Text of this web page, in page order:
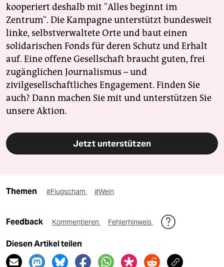
kooperiert deshalb mit "Alles beginnt im
Zentrum". Die Kampagne unterstützt bundesweit
linke, selbstverwaltete Orte und baut einen
solidarischen Fonds für deren Schutz und Erhalt
auf. Eine offene Gesellschaft braucht guten, frei
zugänglichen Journalismus – und
zivilgesellschaftliches Engagement. Finden Sie
auch? Dann machen Sie mit und unterstützen Sie
unsere Aktion.
Jetzt unterstützen
Themen #Flugscham #Wein
Feedback Kommentieren Fehlerhinweis
Diesen Artikel teilen